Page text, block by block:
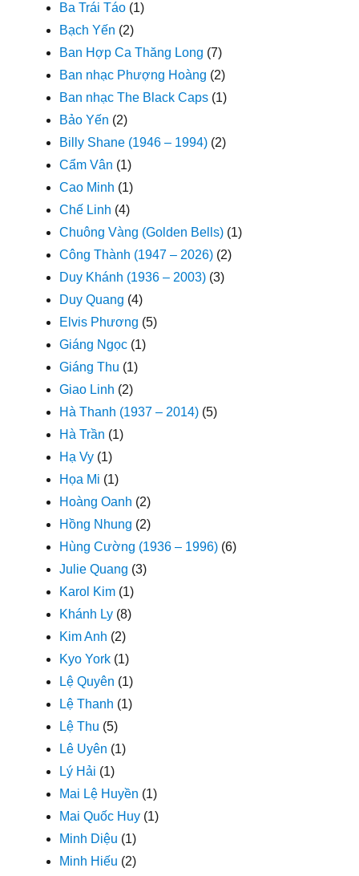
Ba Trái Táo (1)
Bạch Yến (2)
Ban Hợp Ca Thăng Long (7)
Ban nhạc Phượng Hoàng (2)
Ban nhạc The Black Caps (1)
Bảo Yến (2)
Billy Shane (1946 – 1994) (2)
Cẩm Vân (1)
Cao Minh (1)
Chế Linh (4)
Chuông Vàng (Golden Bells) (1)
Công Thành (1947 – 2026) (2)
Duy Khánh (1936 – 2003) (3)
Duy Quang (4)
Elvis Phương (5)
Giáng Ngọc (1)
Giáng Thu (1)
Giao Linh (2)
Hà Thanh (1937 – 2014) (5)
Hà Trần (1)
Hạ Vy (1)
Họa Mi (1)
Hoàng Oanh (2)
Hồng Nhung (2)
Hùng Cường (1936 – 1996) (6)
Julie Quang (3)
Karol Kim (1)
Khánh Ly (8)
Kim Anh (2)
Kyo York (1)
Lệ Quyên (1)
Lệ Thanh (1)
Lệ Thu (5)
Lê Uyên (1)
Lý Hải (1)
Mai Lệ Huyền (1)
Mai Quốc Huy (1)
Minh Diệu (1)
Minh Hiếu (2)